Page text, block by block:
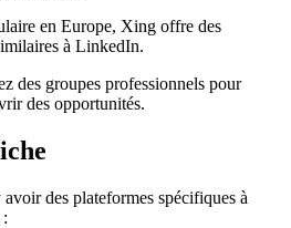
en Europe, Xing offre des
à LinkedIn.
des groupes professionnels pour
des opportunités.
des plateformes spécifiques à